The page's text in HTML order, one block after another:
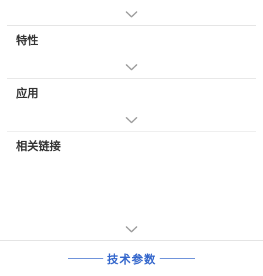
特性
应用
相关链接
技术参数